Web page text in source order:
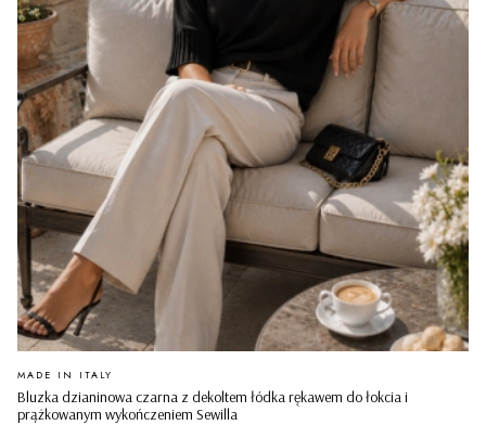
Bluzka dzianinowa czarna z dekoltem łódka rękawem do łokcia i
prążkowanym wykończeniem Sewilla
PRODUCENT
MADE IN ITALY